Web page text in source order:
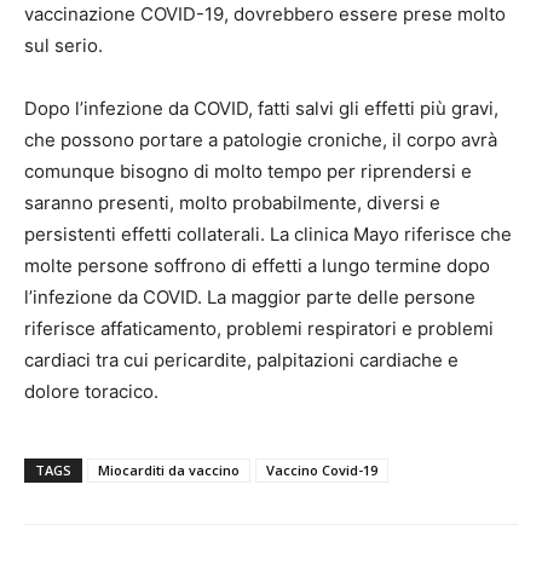
vaccinazione COVID-19, dovrebbero essere prese molto
sul serio.
Dopo l’infezione da COVID, fatti salvi gli effetti più gravi,
che possono portare a patologie croniche, il corpo avrà
comunque bisogno di molto tempo per riprendersi e
saranno presenti, molto probabilmente, diversi e
persistenti effetti collaterali. La clinica Mayo riferisce che
molte persone soffrono di effetti a lungo termine dopo
l’infezione da COVID. La maggior parte delle persone
riferisce affaticamento, problemi respiratori e problemi
cardiaci tra cui pericardite, palpitazioni cardiache e
dolore toracico.
TAGS Miocarditi da vaccino Vaccino Covid-19